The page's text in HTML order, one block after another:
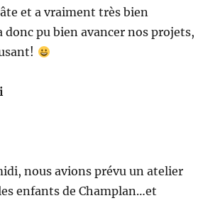
et a vraiment très bien
donc pu bien avancer nos projets,
nous avions prévu un atelier
enfants de Champlan…et